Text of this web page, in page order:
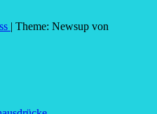
| Theme: Newsup von